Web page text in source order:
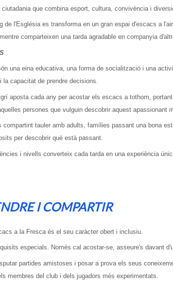
ciutadania que combina esport, cultura, convivència i
de l'Església es transforma en un gran espai d'escacs a
comparteixen una tarda agradable en companyia
una eina educativa, una forma de socialització i una
capacitat de prendre decisions.
aposta cada any per acostar els escacs a tothom,
persones que vulguin descobrir aquest apassionant
compartint tauler amb adults, famílies passant una bona
per descobrir què està passant.
i nivells converteix cada tarda en una experiència
I COMPARTIR
a la Fresca és el seu caràcter obert i inclusiu.
especials. Només cal acostar-se, asseure's davant
partides amistoses i posar a prova els seus
membres del club i dels jugadors més experimentats.